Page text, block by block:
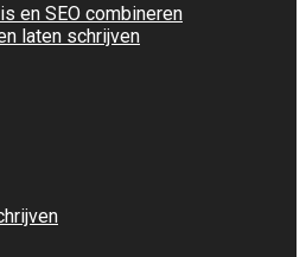
en SEO combineren
laten schrijven